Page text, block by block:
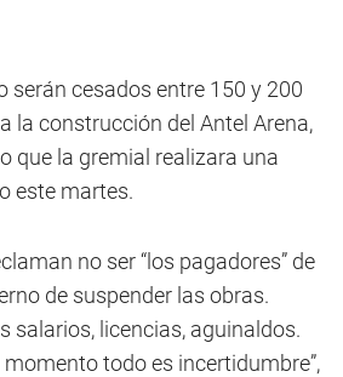
serán cesados entre 150 y 200
la construcción del Antel Arena,
que la gremial realizara una
este martes.
no ser “los pagadores” de
de suspender las obras.
salarios, licencias, aguinaldos.
todo es incertidumbre”,